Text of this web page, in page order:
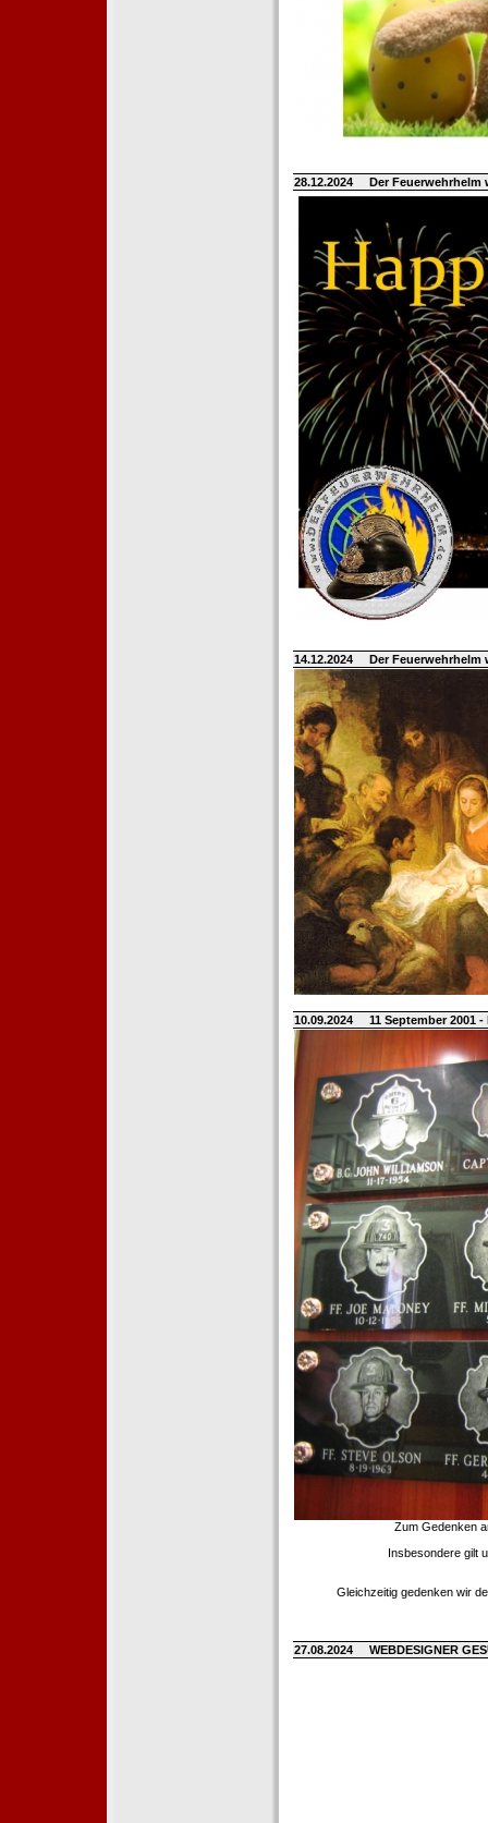
28.12.2024 Der
14.12.2024 Der
10.09.2024 11 September 2001
Zum Gedenken
Insbesondere gilt
Gleichzeitig gedenken wir
27.08.2024 WEBDESIGNER